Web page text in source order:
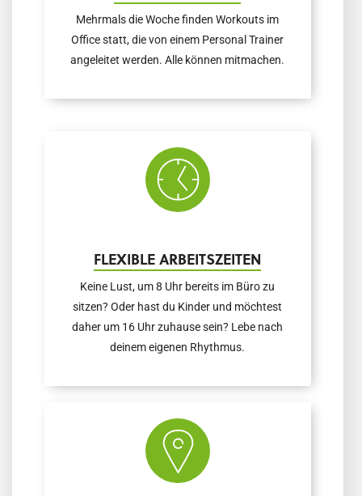
Mehrmals die Woche finden Workouts im
Office statt, die von einem Personal Trainer
angeleitet werden. Alle können mitmachen.
FLEXIBLE ARBEITSZEITEN
Keine Lust, um 8 Uhr bereits im Büro zu
sitzen? Oder hast du Kinder und möchtest
daher um 16 Uhr zuhause sein? Lebe nach
deinem eigenen Rhythmus.